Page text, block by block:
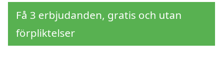
Få 3 erbjudanden, gratis och utan
förpliktelser